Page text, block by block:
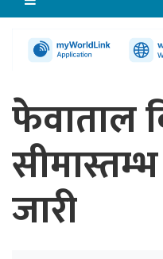
फेवाताल
जारी